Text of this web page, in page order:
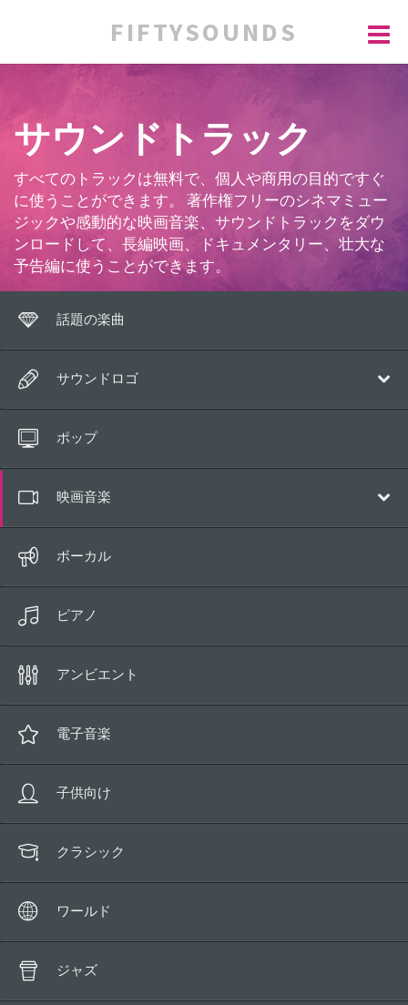
FIFTYSOUNDS
サウンドトラック
すべてのトラックは無料で、個人や商用の目的ですぐ
に使うことができます。 著作権フリーのシネマミュー
ジックや感動的な映画音楽、サウンドトラックをダウ
ンロードして、長編映画、ドキュメンタリー、壮大な
予告編に使うことができます。
話題の楽曲
サウンドロゴ
すべてのトラック
10秒以下
ポップ
映画音楽
サウンドトラック
壮大／アドベンチャー
コメディ
魔法
サスペンス／ホラー
ボーカル
ピアノ
アンビエント
電子音楽
子供向け
クラシック
ワールド
ジャズ